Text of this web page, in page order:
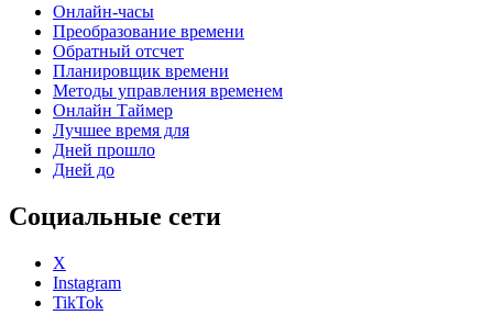
Онлайн-часы
Преобразование времени
Обратный отсчет
Планировщик времени
Методы управления временем
Онлайн Таймер
Лучшее время для
Дней прошло
Дней до
Социальные сети
X
Instagram
TikTok